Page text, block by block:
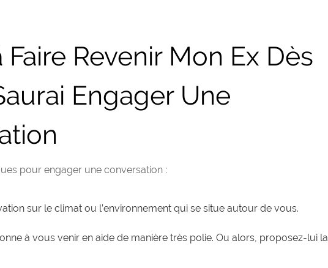
Faire Revenir Mon Ex Dès
Engager Une
pour engager une conversation :
sur le climat ou l’environnement qui se situe autour de vous.
à vous venir en aide de manière très polie. Ou alors, proposez-lui la